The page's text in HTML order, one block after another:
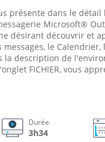
présente dans le détail
Microsoft®
désirant découvrir et
messages, le Calendrier,
la description de
FICHIER, vous
Durée
3h34